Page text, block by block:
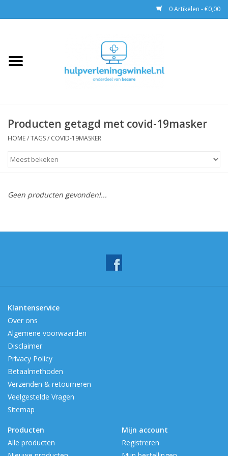
0 Artikelen - €0,00
EHBO
Pax tassen
Trainingen
Producten getagd met covid-19masker
HOME/TAGS/ COVID-19MASKER
Geen producten gevonden!...
Klantenservice
Over ons
Algemene voorwaarden
Disclaimer
Privacy Policy
Betaalmethoden
Verzenden & retourneren
Veelgestelde Vragen
Sitemap
Producten
Alle producten
Mijn account
Registreren